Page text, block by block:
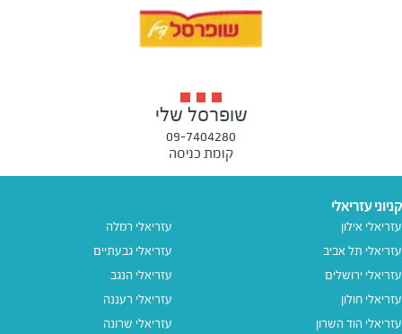
שופרסל שלי
09-7404280
קומת כניסה
קניוני עזריאלי
עזריאלי אילון
עזריאלי תל אביב
עזריאלי ירושלים
עזריאלי חולון
עזריאלי הוד השרון
עזריאלי רמלה
עזריאלי גבעתיים
עזריאלי הנגב
עזריאלי רעננה
עזריאלי שרונה